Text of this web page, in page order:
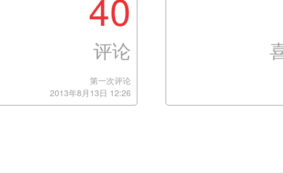
评论
第一次评论
2013年8月13日 12:26